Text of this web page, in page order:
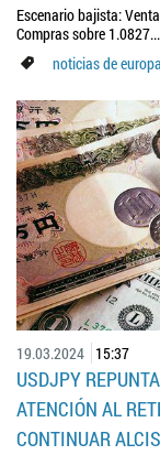
Escenario bajista:
Compras sobre 1.0827...
noticias de europa
19.03.2024 15:37
USDJPY
ATENCIÓN AL
CONTINUAR